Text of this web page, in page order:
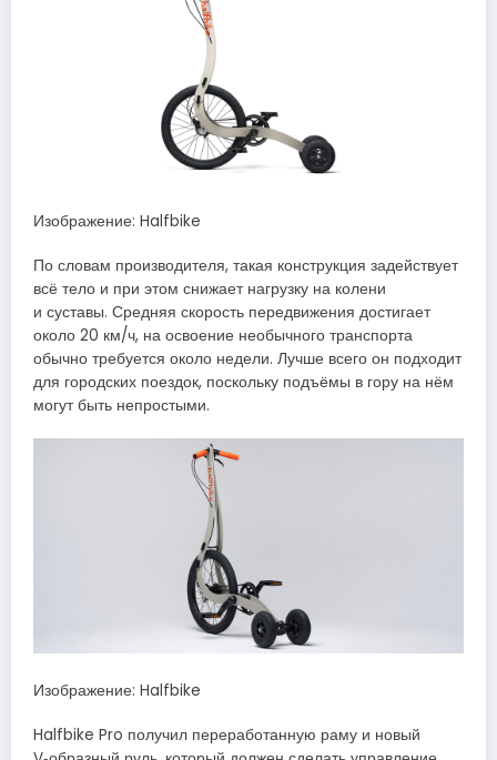
Изображение: Halfbike
По словам производителя, такая конструкция задействует
всё тело и при этом снижает нагрузку на колени
и суставы. Средняя скорость передвижения достигает
около 20 км/ч, на освоение необычного транспорта
обычно требуется около недели. Лучше всего он подходит
для городских поездок, поскольку подъёмы в гору на нём
могут быть непростыми.
Изображение: Halfbike
Halfbike Pro получил переработанную раму и новый